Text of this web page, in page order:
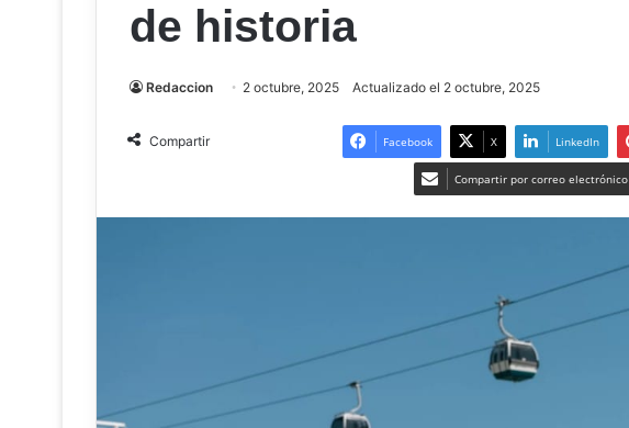
de historia
Redaccion 2 octubre, 2025 Actualizado el 2 octubre, 2025
Compartir Facebook X LinkedIn
Compartir por correo electrónico